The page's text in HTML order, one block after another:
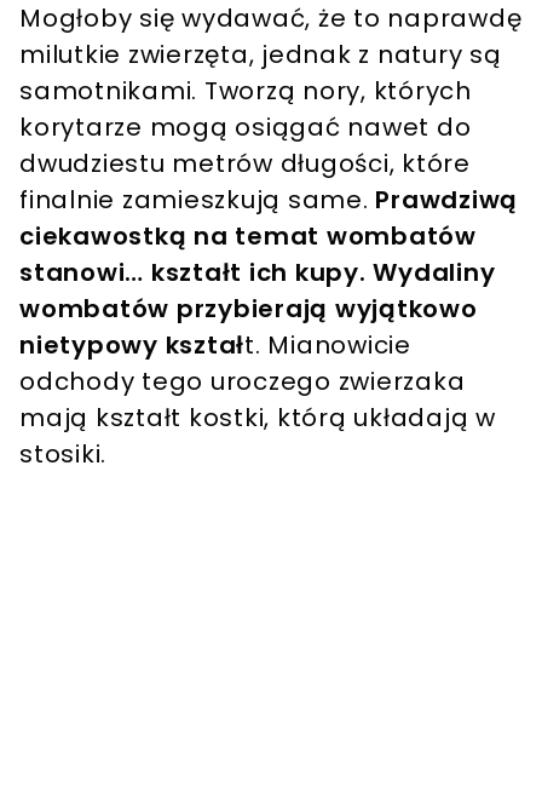
Mogłoby się wydawać, że to naprawdę
milutkie zwierzęta, jednak z natury są
samotnikami. Tworzą nory, których
korytarze mogą osiągać nawet do
dwudziestu metrów długości, które
finalnie zamieszkują same. Prawdziwą
ciekawostką na temat wombatów
stanowi… kształt ich kupy. Wydaliny
wombatów przybierają wyjątkowo
nietypowy kształt. Mianowicie
odchody tego uroczego zwierzaka
mają kształt kostki, którą układają w
stosiki.